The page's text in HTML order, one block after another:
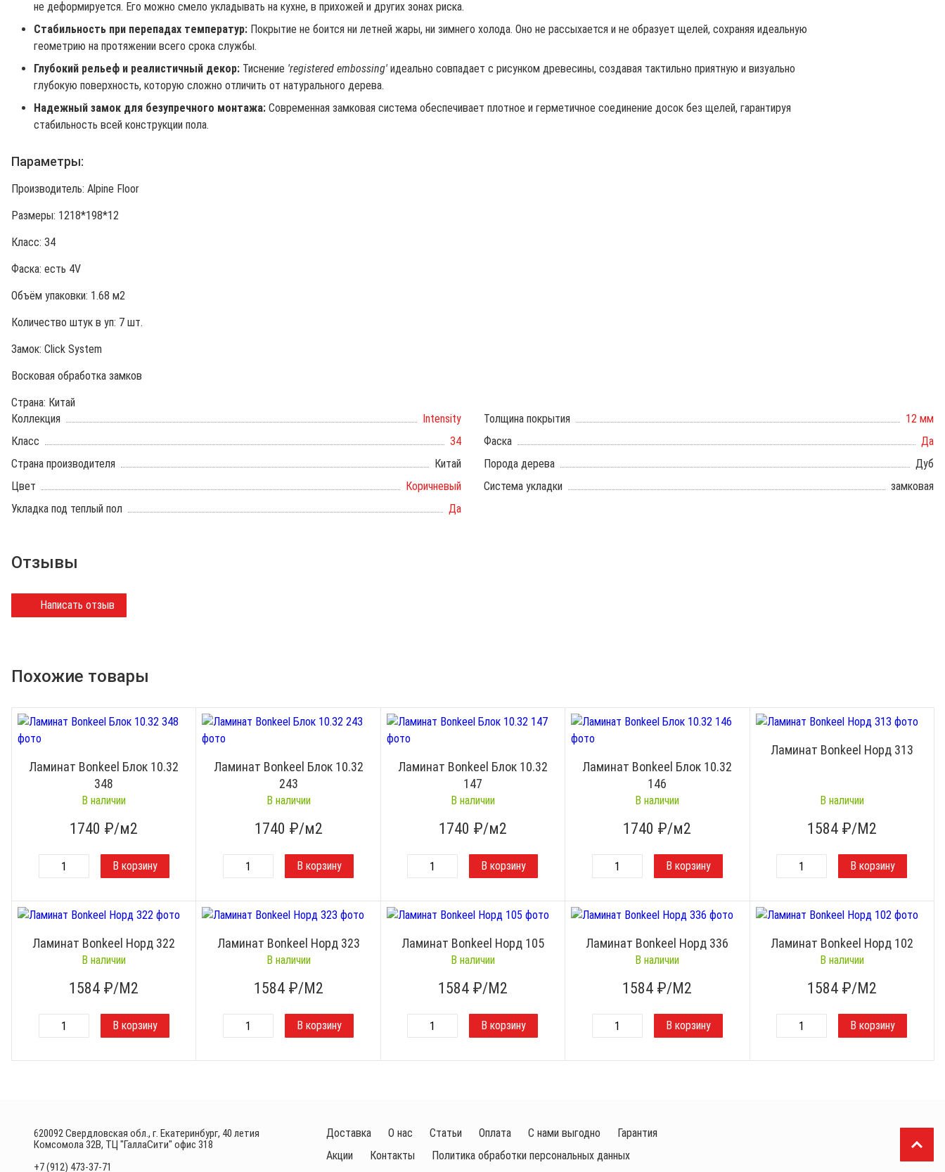
не деформируется. Его можно смело укладывать на кухне, в прихожей и других зонах риска.
Стабильность при перепадах температур: Покрытие не боится ни летней жары, ни зимнего холода. Оно не рассыхается и не образует щелей, сохраняя идеальную
геометрию на протяжении всего срока службы.
Глубокий рельеф и реалистичный декор: Тиснение 'registered embossing' идеально совпадает с рисунком древесины, создавая тактильно приятную и визуально
глубокую поверхность, которую сложно отличить от натурального дерева.
Надежный замок для безупречного монтажа: Современная замковая система обеспечивает плотное и герметичное соединение досок без щелей, гарантируя
стабильность всей конструкции пола.
Параметры:
Производитель: Alpine Floor
Размеры: 1218*198*12
Класс: 34
Фаска: есть 4V
Объём упаковки: 1.68 м2
Количество штук в уп: 7 шт.
Замок: Click System
Восковая обработка замков
Страна: Китай
Коллекция
Intensity Толщина покрытия
12 мм
Класс
34 Фаска
Да
Страна производителя
Китай Порода дерева
Дуб
Цвет
Коричневый Система укладки
замковая
Укладка под теплый пол
Да
Отзывы
Написать отзыв
Похожие товары
Ламинат Bonkeel Блок 10.32
348
В наличии
1740 ₽/м2
Ламинат Bonkeel Блок 10.32
243
В наличии
1740 ₽/м2
Ламинат Bonkeel Блок 10.32
147
В наличии
1740 ₽/м2
Ламинат Bonkeel Блок 10.32
146
В наличии
1740 ₽/м2
Ламинат Bonkeel Норд 313
В наличии
1584 ₽/М2
Ламинат Bonkeel Норд 322
В наличии
1584 ₽/М2
Ламинат Bonkeel Норд 323
В наличии
1584 ₽/М2
Ламинат Bonkeel Норд 105
В наличии
1584 ₽/М2
Ламинат Bonkeel Норд 336
В наличии
1584 ₽/М2
Ламинат Bonkeel Норд 102
В наличии
1584 ₽/М2
620092 Свердловская обл., г. Екатеринбург, 40 летия
Комсомола 32В, ТЦ "ГаллаСити" офис 318
+7 (912) 473-37-71
Доставка О нас Статьи Оплата С нами выгодно
Гарантия
Акции
Контакты
Политика обработки персональных данных